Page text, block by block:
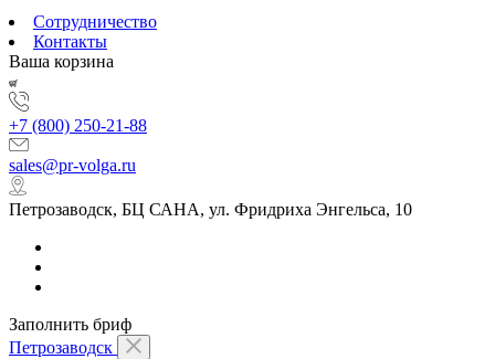
Сотрудничество
Контакты
Ваша корзина
+7 (800) 250-21-88
sales@pr-volga.ru
Петрозаводск, БЦ САНА, ул. Фридриха Энгельса, 10
Заполнить бриф
Петрозаводск